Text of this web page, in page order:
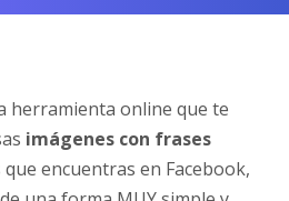
herramienta online que te
imágenes con frases
que encuentras en Facebook,